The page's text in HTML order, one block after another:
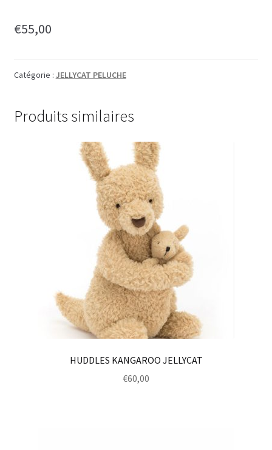
€55,00
Catégorie : JELLYCAT PELUCHE
Produits similaires
HUDDLES KANGAROO JELLYCAT
€60,00